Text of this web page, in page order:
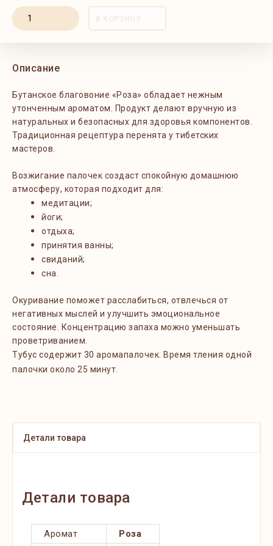
В КОРЗИНУ
Описание
Бутанское благовоние «Роза» обладает нежным
утонченным ароматом. Продукт делают вручную из
натуральных и безопасных для здоровья компонентов.
Традиционная рецептура перенята у тибетских
мастеров.
Возжигание палочек создаст спокойную домашнюю
атмосферу, которая подходит для:
медитации;
йоги;
отдыха;
принятия ванны;
свиданий;
сна.
Окуривание поможет расслабиться, отвлечься от
негативных мыслей и улучшить эмоциональное
состояние. Концентрацию запаха можно уменьшать
проветриванием.
Тубус содержит 30 аромапалочек. Время тления одной
палочки около 25 минут
Детали товара
Детали товара
Аромат
Роза